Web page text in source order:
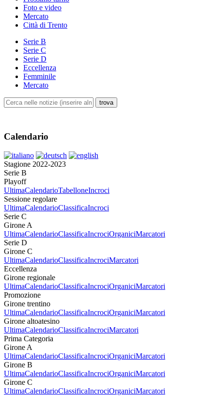
Foto e video
Mercato
Città di Trento
Serie B
Serie C
Serie D
Eccellenza
Femminile
Mercato
Calendario
Stagione 2022-2023
Serie B
Playoff
UltimaCalendarioTabelloneIncroci
Sessione regolare
UltimaCalendarioClassificaIncroci
Serie C
Girone A
UltimaCalendarioClassificaIncrociOrganiciMarcatori
Serie D
Girone C
UltimaCalendarioClassificaIncrociMarcatori
Eccellenza
Girone regionale
UltimaCalendarioClassificaIncrociOrganiciMarcatori
Promozione
Girone trentino
UltimaCalendarioClassificaIncrociOrganiciMarcatori
Girone altoatesino
UltimaCalendarioClassificaIncrociMarcatori
Prima Categoria
Girone A
UltimaCalendarioClassificaIncrociOrganiciMarcatori
Girone B
UltimaCalendarioClassificaIncrociOrganiciMarcatori
Girone C
UltimaCalendarioClassificaIncrociOrganiciMarcatori